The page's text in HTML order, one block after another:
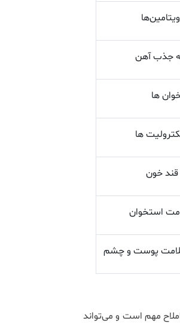
جذب آهن
ها
ها
خون
استخوان
مهم است و می‌تواند